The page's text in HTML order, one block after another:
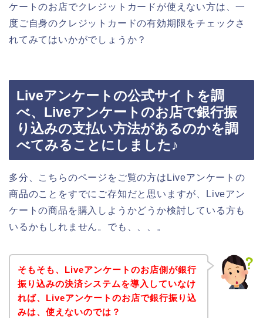
ケートのお店でクレジットカードが使えない方は、一
度ご自身のクレジットカードの有効期限をチェックさ
れてみてはいかがでしょうか？
Liveアンケートの公式サイトを調
べ、Liveアンケートのお店で銀行振
り込みの支払い方法があるのかを調
べてみることにしました♪
多分、こちらのページをご覧の方はLiveアンケートの
商品のことをすでにご存知だと思いますが、Liveアン
ケートの商品を購入しようかどうか検討している方も
いるかもしれません。でも、、、。
そもそも、Liveアンケートのお店側が銀行
振り込みの決済システムを導入していなけ
れば、Liveアンケートのお店で銀行振り込
みは、使えないのでは？